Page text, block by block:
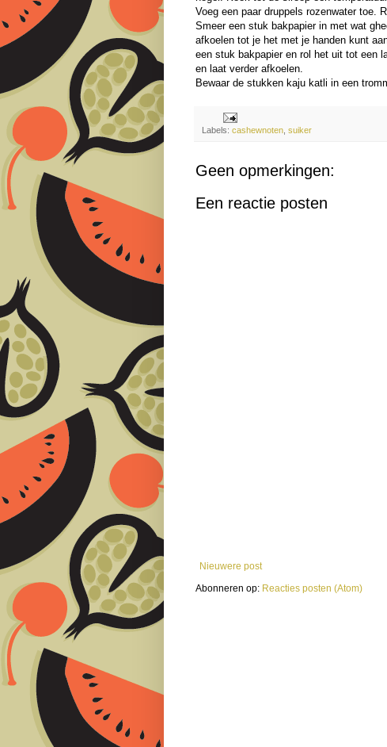
Voeg een paar druppels rozenwater toe.
Smeer een stuk bakpapier in met wat
afkoelen tot je het met je handen kunt
een stuk bakpapier en rol het uit tot een
en laat verder afkoelen.
Bewaar de stukken kaju katli in een
Labels: cashewnoten suiker
Geen opmerkingen:
Een reactie posten
Nieuwere post
Abonneren op: Reacties posten (Atom)